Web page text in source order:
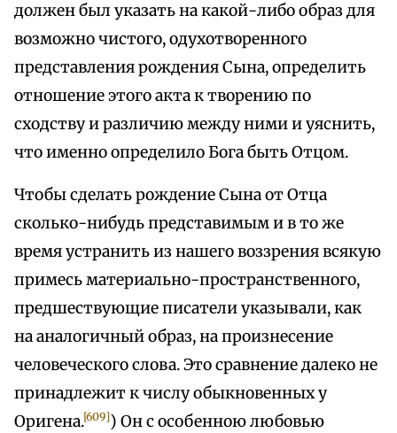
должен был указать на какой-либо образ для
возможно чистого, одухотворенного
представления рождения Сына, определить
отношение этого акта к творению по
сходству и различию между ними и уяснить,
что именно определило Бога быть Отцом.
Чтобы сделать рождение Сына от Отца
сколько-нибудь представимым и в то же
время устранить из нашего воззрения всякую
примесь материально-пространственного,
предшествующие писатели указывали, как
на аналогичный образ, на произнесение
человеческого слова. Это сравнение далеко не
принадлежит к числу обыкновенных у
Оригена.[609]) Он с особенною любовью